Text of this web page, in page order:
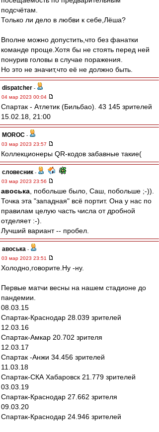
подсчётам.
Только ли дело в любви к себе,Лёша?
Вполне можно допустить,что без фанатки
команде проще.Хотя бы не стоять перед ней
понурив головы в случае поражения.
Но это не значит,что её не должно быть.
dispatcher -
04 мар 2023 00:04
Спартак - Атлетик (Бильбао). 43 145 зрителей
15.02.18, 21:00
MOROC -
03 мар 2023 23:57
Коллекционеры QR-кодов забавные такие(
словесник -
03 мар 2023 23:56
авоська , побольше было, Саш, побольше ;-)).
Точка эта "западная" всё портит. Она у нас по
правилам целую часть числа от дробной
отделяет :-).
Лучший вариант -- пробел.
авоська -
03 мар 2023 23:51
Холодно,говорите.Ну -ну.
Первые матчи весны на нашем стадионе до
пандемии.
08.03.15
Спартак-Краснодар 28.039 зрителей
12.03.16
Спартак-Амкар 20.702 зрителя
12.03.17
Спартак -Анжи 34.456 зрителей
11.03.18
Спартак-СКА Хабаровск 21.779 зрителей
03.03.19
Спартак-Краснодар 27.662 зрителя
09.03.20
Спартак-Краснодар 24.946 зрителей